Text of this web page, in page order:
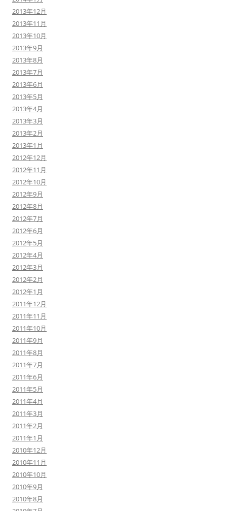
2013年12月
2013年11月
2013年10月
2013年9月
2013年8月
2013年7月
2013年6月
2013年5月
2013年4月
2013年3月
2013年2月
2013年1月
2012年12月
2012年11月
2012年10月
2012年9月
2012年8月
2012年7月
2012年6月
2012年5月
2012年4月
2012年3月
2012年2月
2012年1月
2011年12月
2011年11月
2011年10月
2011年9月
2011年8月
2011年7月
2011年6月
2011年5月
2011年4月
2011年3月
2011年2月
2011年1月
2010年12月
2010年11月
2010年10月
2010年9月
2010年8月